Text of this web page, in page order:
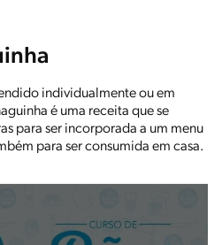
individualmente ou em
é uma receita que se
para ser incorporada a um menu
para ser consumida em casa.